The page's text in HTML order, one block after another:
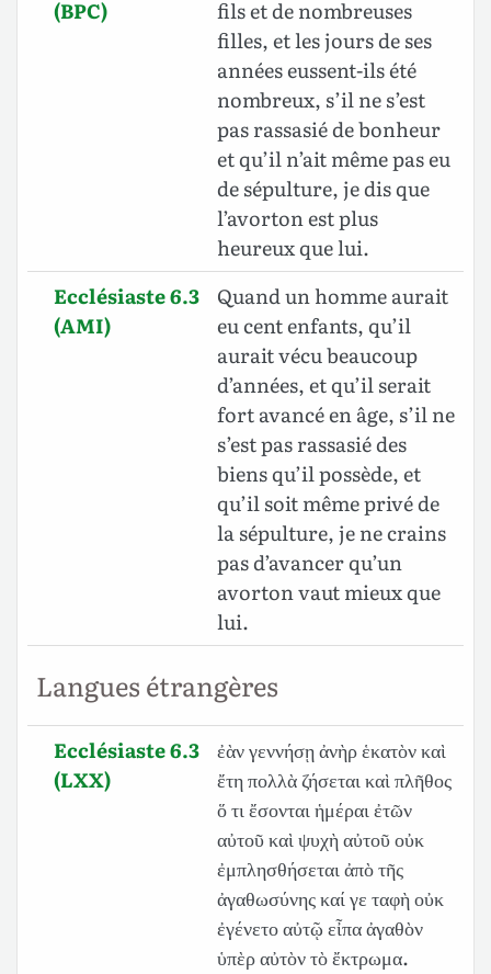
(BPC)
fils et de nombreuses
filles, et les jours de ses
années eussent-ils été
nombreux, s’il ne s’est
pas rassasié de bonheur
et qu’il n’ait même pas eu
de sépulture, je dis que
l’avorton est plus
heureux que lui.
Ecclésiaste 6.3
(AMI)
Quand un homme aurait
eu cent enfants, qu’il
aurait vécu beaucoup
d’années, et qu’il serait
fort avancé en âge, s’il ne
s’est pas rassasié des
biens qu’il possède, et
qu’il soit même privé de
la sépulture, je ne crains
pas d’avancer qu’un
avorton vaut mieux que
lui.
Langues étrangères
Ecclésiaste 6.3
(LXX)
ἐὰν γεννήσῃ ἀνὴρ ἑκατὸν καὶ
ἔτη πολλὰ ζήσεται καὶ πλῆθος
ὅ τι ἔσονται ἡμέραι ἐτῶν
αὐτοῦ καὶ ψυχὴ αὐτοῦ οὐκ
ἐμπλησθήσεται ἀπὸ τῆς
ἀγαθωσύνης καί γε ταφὴ οὐκ
ἐγένετο αὐτῷ εἶπα ἀγαθὸν
ὑπὲρ αὐτὸν τὸ ἔκτρωμα.